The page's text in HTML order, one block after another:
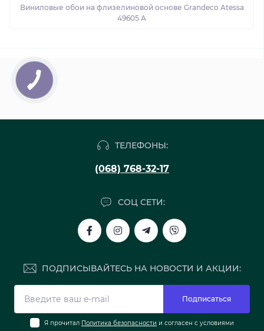
Виниловые обои на флизелиновой основе Grandeco Atessa
49605 A
ТЕЛЕФОНЫ:
(068) 768-32-17
СОЦ СЕТИ:
ПОДПИСЫВАЙТЕСЬ НА НОВОСТИ И АКЦИИ:
Подписаться
Я прочитал Политика безопасности и согласен с условиями